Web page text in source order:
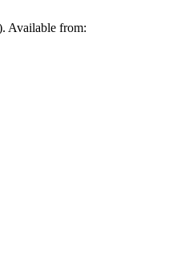
Available from: